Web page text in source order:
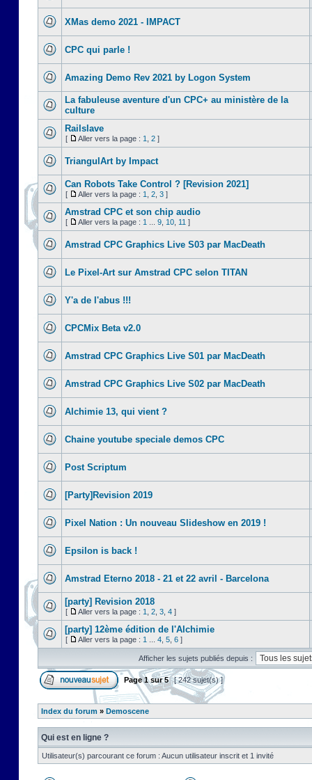
XMas demo 2021 - IMPACT
CPC qui parle !
Amazing Demo Rev 2021 by Logon System
La fabuleuse aventure d'un CPC+ au ministère de la
culture
Railslave
[ Aller vers la page : 1 2 ]
TriangulArt by Impact
Can Robots Take Control ? [Revision 2021]
[ Aller vers la page : 1 2 3 ]
Amstrad CPC et son chip audio
[ Aller vers la page : 1 9 10 11 ]
Amstrad CPC Graphics Live S03 par MacDeath
Le Pixel-Art sur Amstrad CPC selon TITAN
Y'a de l'abus !!!
CPCMix Beta v2.0
Amstrad CPC Graphics Live S01 par MacDeath
Amstrad CPC Graphics Live S02 par MacDeath
Alchimie 13, qui vient ?
Chaine youtube speciale demos CPC
Post Scriptum
[Party]Revision 2019
Pixel Nation : Un nouveau Slideshow en 2019 !
Epsilon is back !
Amstrad Eterno 2018 - 21 et 22 avril - Barcelona
[party] Revision 2018
[ Aller vers la page : 1 2 3 4 ]
[party] 12ème édition de l'Alchimie
[ Aller vers la page : 1 4 5 6 ]
Afficher les sujets publiés depuis :
Page1sur5 [ 242 sujet(s) ]
Index du forum » Demoscene
Qui est en ligne ?
Utilisateur(s) parcourant ce forum : Aucun utilisateur inscrit et 1 invité